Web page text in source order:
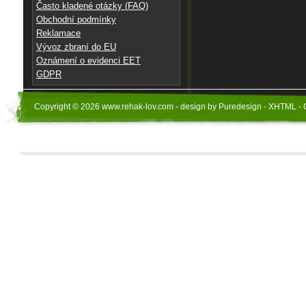
Často kladené otázky (FAQ)
Obchodní podmínky
Reklamace
Vývoz zbraní do EU
Oznámení o evidenci EET
GDPR
Copyright © 2026 www.rehak-lov.com - design by Puredesign - XHTML -